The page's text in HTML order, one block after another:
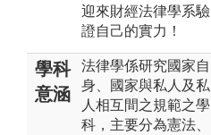
迎來財經法律學系驗
證自己的實力！
學科
意涵
法律學係研究國家自
身、國家與私人及私
人相互間之規範之學
科，主要分為憲法、